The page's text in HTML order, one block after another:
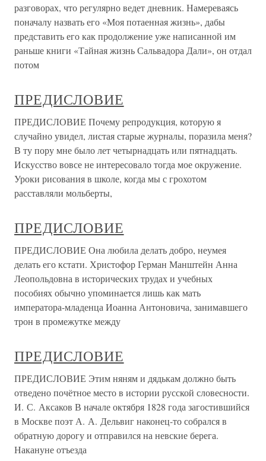
разговорах, что регулярно ведет дневник. Намереваясь
поначалу назвать его «Моя потаенная жизнь», дабы
представить его как продолжение уже написанной им
раньше книги «Тайная жизнь Сальвадора Дали», он отдал
потом
ПРЕДИСЛОВИЕ
ПРЕДИСЛОВИЕ Почему репродукция, которую я
случайно увидел, листая старые журналы, поразила меня?
В ту пору мне было лет четырнадцать или пятнадцать.
Искусство вовсе не интересовало тогда мое окружение.
Уроки рисования в школе, когда мы с грохотом
расставляли мольберты,
ПРЕДИСЛОВИЕ
ПРЕДИСЛОВИЕ Она любила делать добро, неумея
делать его кстати. Христофор Герман Манштейн Анна
Леопольдовна в исторических трудах и учебных
пособиях обычно упоминается лишь как мать
императора-младенца Иоанна Антоновича, занимавшего
трон в промежутке между
ПРЕДИСЛОВИЕ
ПРЕДИСЛОВИЕ Этим няням и дядькам должно быть
отведено почётное место в истории русской словесности.
И. С. Аксаков В начале октября 1828 года загостившийся
в Москве поэт А. А. Дельвиг наконец-то собрался в
обратную дорогу и отправился на невские берега.
Накануне отъезда